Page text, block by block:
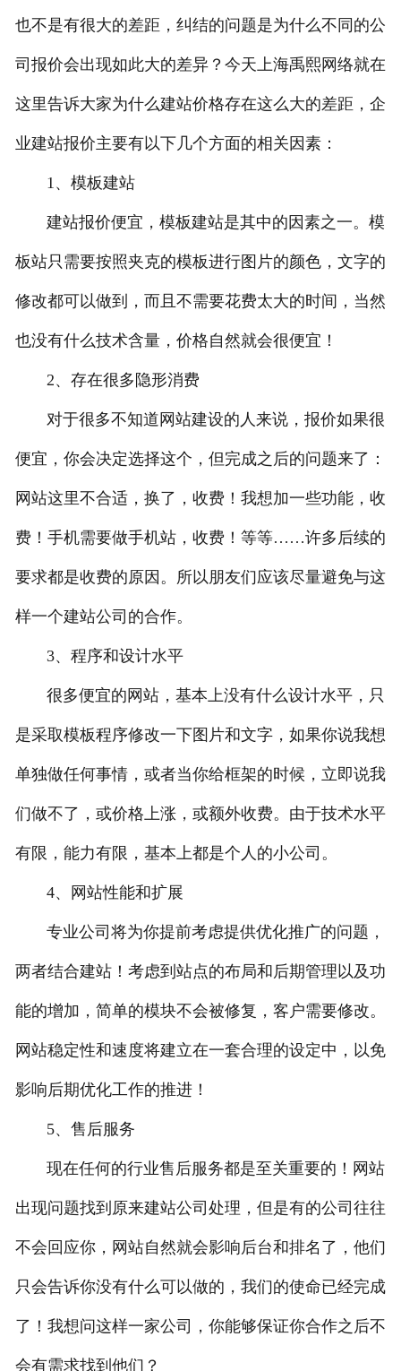
也不是有很大的差距，纠结的问题是为什么不同的公
司报价会出现如此大的差异？今天上海禹熙网络就在
这里告诉大家为什么建站价格存在这么大的差距，企
业建站报价主要有以下几个方面的相关因素：
1、模板建站
建站报价便宜，模板建站是其中的因素之一。模
板站只需要按照夹克的模板进行图片的颜色，文字的
修改都可以做到，而且不需要花费太大的时间，当然
也没有什么技术含量，价格自然就会很便宜！
2、存在很多隐形消费
对于很多不知道网站建设的人来说，报价如果很
便宜，你会决定选择这个，但完成之后的问题来了：
网站这里不合适，换了，收费！我想加一些功能，收
费！手机需要做手机站，收费！等等……许多后续的
要求都是收费的原因。所以朋友们应该尽量避免与这
样一个建站公司的合作。
3、程序和设计水平
很多便宜的网站，基本上没有什么设计水平，只
是采取模板程序修改一下图片和文字，如果你说我想
单独做任何事情，或者当你给框架的时候，立即说我
们做不了，或价格上涨，或额外收费。由于技术水平
有限，能力有限，基本上都是个人的小公司。
4、网站性能和扩展
专业公司将为你提前考虑提供优化推广的问题，
两者结合建站！考虑到站点的布局和后期管理以及功
能的增加，简单的模块不会被修复，客户需要修改。
网站稳定性和速度将建立在一套合理的设定中，以免
影响后期优化工作的推进！
5、售后服务
现在任何的行业售后服务都是至关重要的！网站
出现问题找到原来建站公司处理，但是有的公司往往
不会回应你，网站自然就会影响后台和排名了，他们
只会告诉你没有什么可以做的，我们的使命已经完成
了！我想问这样一家公司，你能够保证你合作之后不
会有需求找到他们？